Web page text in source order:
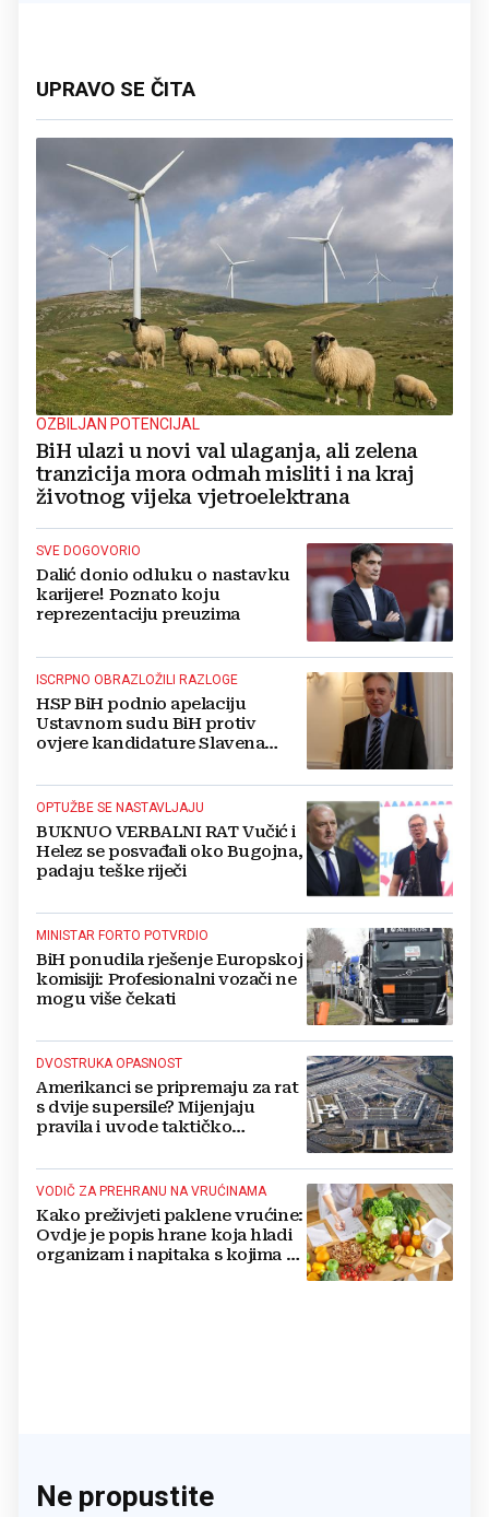
UPRAVO SE ČITA
OZBILJAN POTENCIJAL
BiH ulazi u novi val ulaganja, ali zelena
tranzicija mora odmah misliti i na kraj
životnog vijeka vjetroelektrana
SVE DOGOVORIO
Dalić donio odluku o nastavku
karijere! Poznato koju
reprezentaciju preuzima
ISCRPNO OBRAZLOŽILI RAZLOGE
HSP BiH podnio apelaciju
Ustavnom sudu BiH protiv
ovjere kandidature Slavena
OPTUŽBE SE NASTAVLJAJU
BUKNUO VERBALNI RAT Vučić i
Helez se posvađali oko Bugojna,
padaju teške riječi
MINISTAR FORTO POTVRDIO
BiH ponudila rješenje Europskoj
komisiji: Profesionalni vozači ne
mogu više čekati
DVOSTRUKA OPASNOST
Amerikanci se pripremaju za rat
s dvije supersile? Mijenjaju
pravila i uvode taktičko
VODIČ ZA PREHRANU NA VRUĆINAMA
Kako preživjeti paklene vrućine:
Ovdje je popis hrane koja hladi
organizam i napitaka s kojima si
Ne propustite